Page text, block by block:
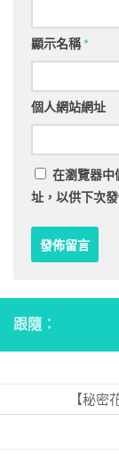
顯示名稱*
個人網站網址
在瀏覽器中
址，以供下次
跟隨：
【秘密